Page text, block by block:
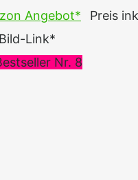
Angebot*
Preis
Link*
Nr. 8